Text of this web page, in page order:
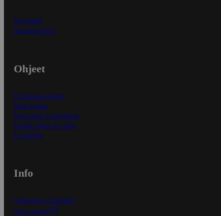
Myymälät
Asiakaspalvelu
Ohjeet
Ensitilaajan ohjeet
Näin maksat
Näin tilaat ja muokkaat
Kaikki ohjeet ja vinkit
In English
Info
S-Business yrityksille
Oiva-raportit